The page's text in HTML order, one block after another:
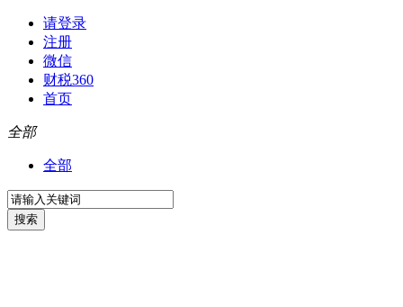
请登录
注册
微信
财税360
首页
全部
全部